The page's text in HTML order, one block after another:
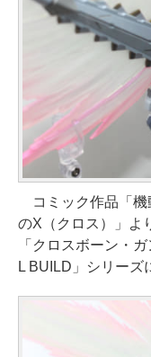
コミック作品「機
のX（クロス）」よ
「クロスボーン・
L BUILD」シリーズ